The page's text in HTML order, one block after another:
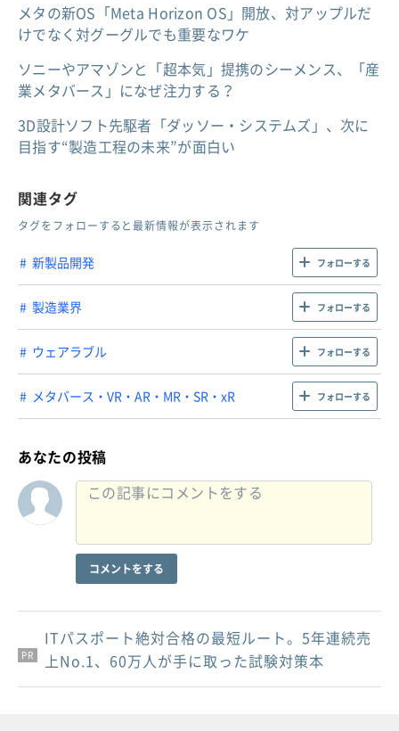
メタの新OS「Meta Horizon OS」開放、対アップルだ
けでなく対グーグルでも重要なワケ
ソニーやアマゾンと「超本気」提携のシーメンス、「産
業メタバース」になぜ注力する？
3D設計ソフト先駆者「ダッソー・システムズ」、次に
目指す“製造工程の未来”が面白い
関連タグ
タグをフォローすると最新情報が表示されます
新製品開発 フォローする
製造業界 フォローする
ウェアラブル フォローする
メタバース・VR・AR・MR・SR・xR フォローする
あなたの投稿
コメントをする
PR
PR
PR
ITパスポート絶対合格の最短ルート。5年連続売
上No.1、60万人が手に取った試験対策本